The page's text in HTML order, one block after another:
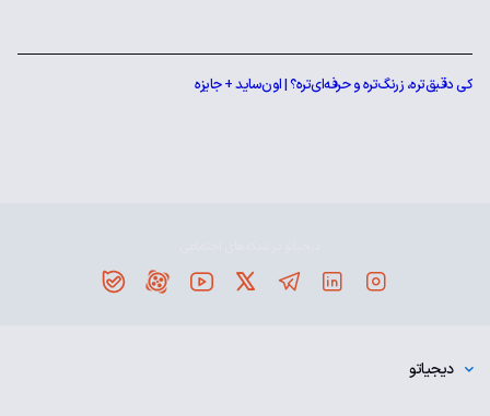
کی دقیق‌تره، زرنگ‌تره و حرفه‌ای‌تره؟ | اون‌ساید + جایزه
دیجیاتو